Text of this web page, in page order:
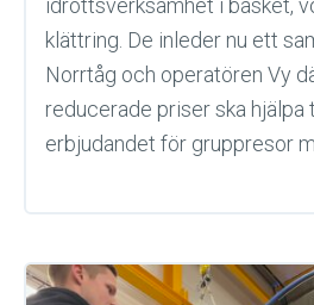
idrottsverksamhet i basket,
klättring. De inleder nu ett
Norrtåg och operatören Vy
reducerade priser ska hjälpa
erbjudandet för gruppresor